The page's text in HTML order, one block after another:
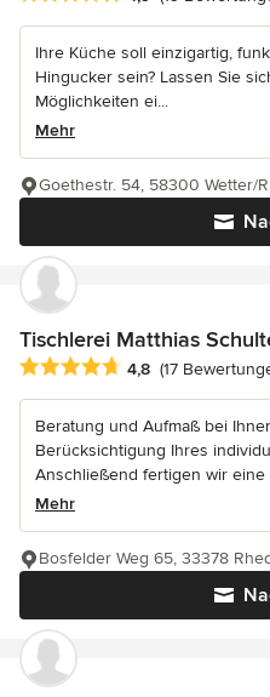
Ihre Küche soll einzigartig,
Hingucker sein? Lassen Sie
Möglichkeiten ei...
Mehr
Goethestr. 54, 58300 Wetter/
Tischlerei Matthias
Durchschnittliche Bewertung:
4,8 (17
Beratung und Aufmaß bei
Berücksichtigung Ihres
Anschließend fertigen wir eine
Mehr
Bosfelder Weg 65, 33378